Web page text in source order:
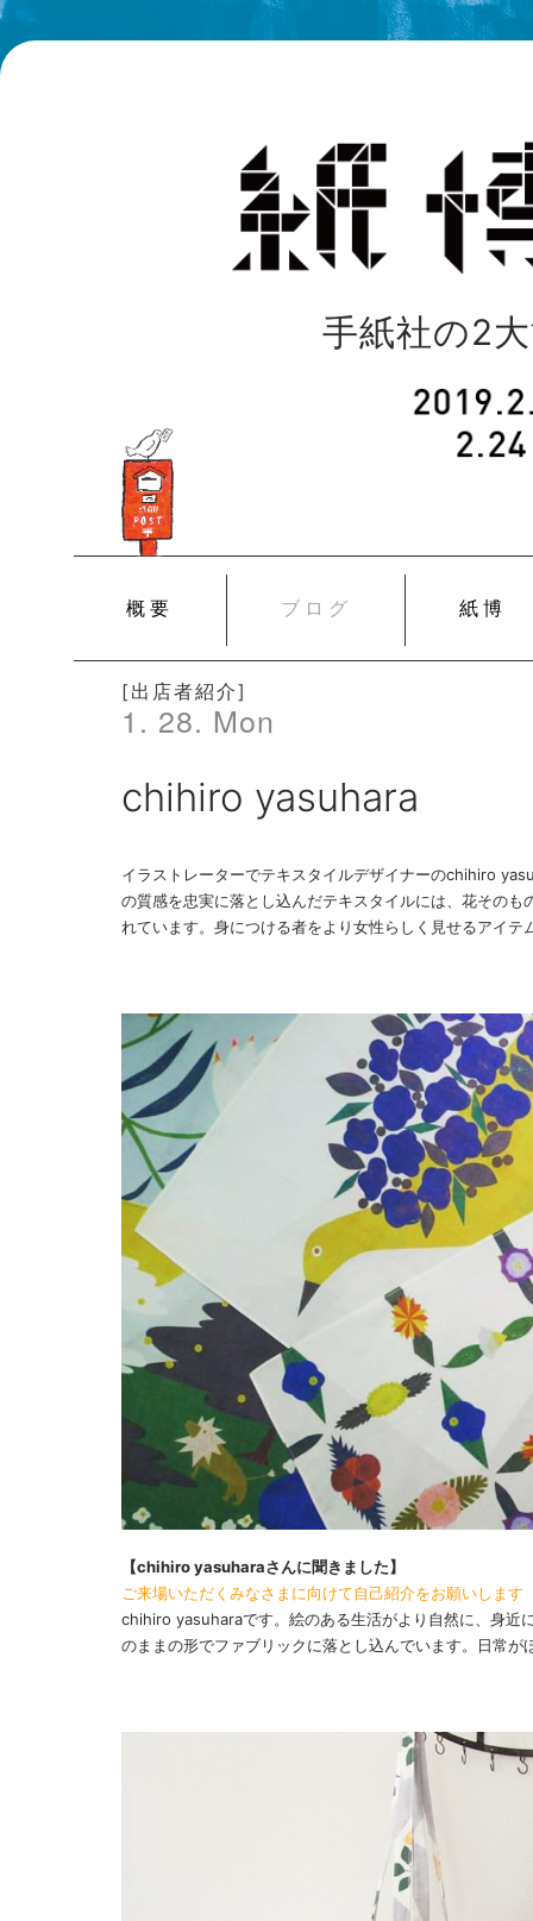
手紙社の2
CONTENT
概要 ブログ 紙博
[出店者紹介]
1. 28. Mon
chihiro yasuhara
イラストレーターでテキスタイルデザイナーのchihiro
の質感を忠実に落とし込んだテキスタイルには、花そのも
れています。身につける者をより女性らしく見せるアイ
【chihiro yasuharaさんに聞きました】
ご来場いただくみなさまに向けて自己紹介をお願いします
chihiro yasuharaです。絵のある生活がより自然に、身近
のままの形でファブリックに落とし込んでいます。日常が